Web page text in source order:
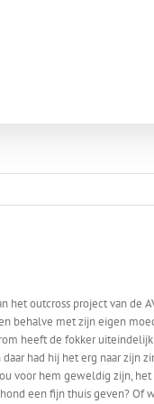
het outcross project van de
behalve met zijn eigen
heeft de fokker
had hij het erg naar zijn
voor hem geweldig zijn,
een fijn thuis geven? Of